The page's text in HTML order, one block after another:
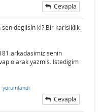
Cevapla
degilsin ki? Bir karisiklik
arkadasimiz senin
olarak yazmis. Istedigim
yorumlandı
Cevapla